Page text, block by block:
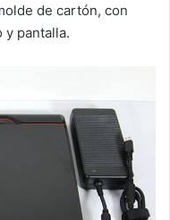
de cartón, con
y pantalla.